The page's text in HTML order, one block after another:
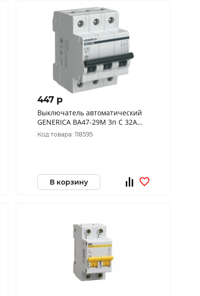
447 p
Выключатель автоматический
GENERICA ВА47-29М 3п C 32А
4.5кА MVA21-3-032-C-G
Код товара: 118595
В корзину